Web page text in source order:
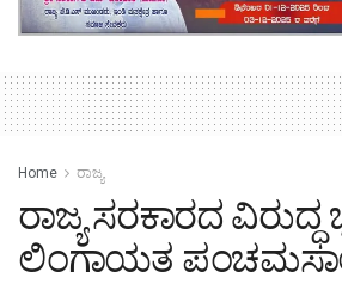
Home ರಾಜ್ಯ
ರಾಜ್ಯ ಸರಕಾರದ ವಿರುದ್ಧ
ಲಿಂಗಾಯತ